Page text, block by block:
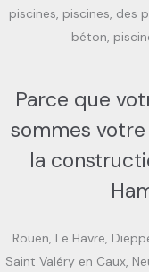
piscines, piscines, des
béton,
Parce que
sommes
la
Rouen, Le Havre,
Saint Valéry en Caux,